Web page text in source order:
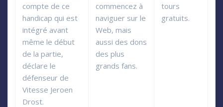
compte de ce
handicap qui est
intégré avant
même le début
de la partie,
déclare le
défenseur de
Vitesse Jeroen
Drost.
commencez à
naviguer sur le
Web, mais
aussi des dons
des plus
grands fans.
tours
gratuits.